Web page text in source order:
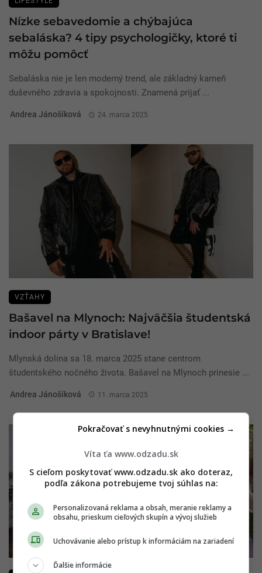
Nízke sebavedomie a chýbajúca
sebaláska? 4 tipy psychologičky, ktoré ti
môžu pomôcť
Sebaláska nie je len moderný trend, ale základný kameň
duševného zdravia a spokojnosti. Znamená prijať ...
Andrea Jánošíková 24. marca 2025
VZŤAHY
Bašavel na Mlynoch: Najväčšia študentská
indoor párty v Bratislave!
Mlynská dolina sa 18. marca 2025 stane centrom
študentského nočného života. Bašavel na Mlynoch prinesie ...
Andrea Jánošíková 11. marca 2025
Víta ťa www.odzadu.sk
S cieľom poskytovať www.odzadu.sk ako doteraz,
podľa zákona potrebujeme tvoj súhlas na:
Personalizovaná reklama a obsah, meranie reklamy a
obsahu, prieskum cieľových skupín a vývoj služieb
Uchovávanie alebo prístup k informáciám na zariadení
Ďalšie informácie
Pokračovať s nevyhnutnými cookies →